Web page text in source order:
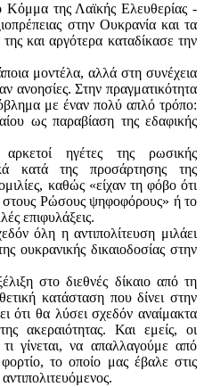
Κόμμα της Λαϊκής Ελευθερίας -
στην Ουκρανία και τα
και αργότερα καταδίκασε την
μοντέλα, αλλά στη συνέχεια
ανοησίες. Στην πραγματικότητα
με έναν πολύ απλό τρόπο:
ως παραβίαση της εδαφικής
ηγέτες της ρωσικής
κατά της προσάρτησης της
καθώς «είχαν τη φόβο ότι
στους Ρώσους ψηφοφόρους» ή το
επιφυλάξεις.
όλη η αντιπολίτευση μιλάει
ουκρανικής δικαιοδοσίας στην
στο διεθνές δίκαιο από τη
κατάσταση που δίνει στην
ότι θα λύσει σχεδόν αναίμακτα
ακεραιότητας. Και εμείς, οι
γίνεται, να απαλλαγούμε από
το οποίο μας έβαλε στις